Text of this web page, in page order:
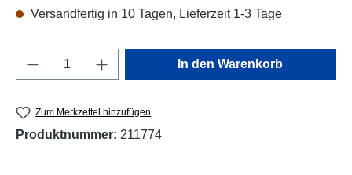
Versandfertig in 10 Tagen, Lieferzeit 1-3 Tage
Produkt Anzahl: Gib den gewünschten
In den Warenkorb
Zum Merkzettel hinzufügen
Produktnummer: 211774